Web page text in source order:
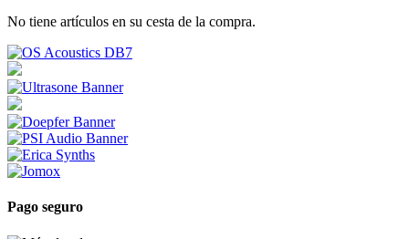
No tiene artículos en su cesta de la compra.
Pago seguro